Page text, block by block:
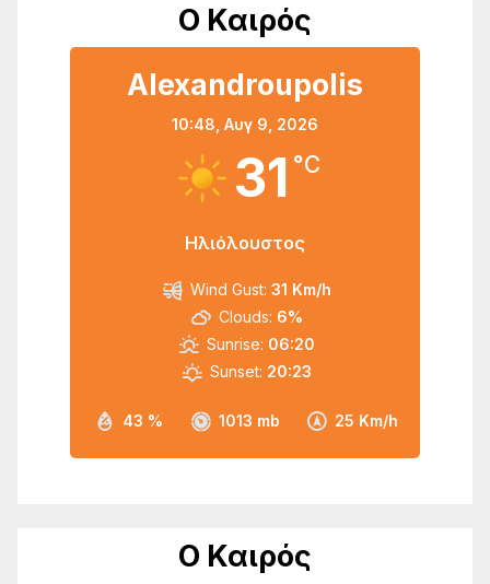
Ο Καιρός
Alexandroupolis
10:48, Αυγ 9, 2026
31 °C
Ηλιόλουστος
43 % 1013 mb 25 Km/h
Wind Gust: 31 Km/h
Clouds: 6%
Sunrise: 06:20
Sunset: 20:23
Ο Καιρός